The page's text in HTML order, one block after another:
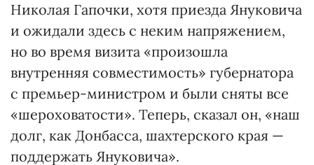
Николая Гапочки, хотя приезда Януковича
и ожидали здесь с неким напряжением,
но во время визита «произошла
внутренняя совместимость» губернатора
с премьер-министром и были сняты все
«шероховатости». Теперь, сказал он, «наш
долг, как Донбасса, шахтерского края —
поддержать Януковича».